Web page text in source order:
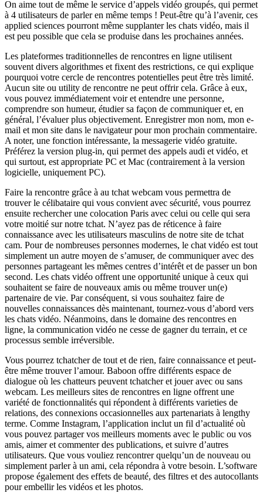
On aime tout de même le service d’appels vidéo groupés, qui permet
à 4 utilisateurs de parler en même temps ! Peut-être qu’à l’avenir, ces
applied sciences pourront même supplanter les chats vidéo, mais il
est peu possible que cela se produise dans les prochaines années.
Les plateformes traditionnelles de rencontres en ligne utilisent
souvent divers algorithmes et fixent des restrictions, ce qui explique
pourquoi votre cercle de rencontres potentielles peut être très limité.
Aucun site ou utility de rencontre ne peut offrir cela. Grâce à eux,
vous pouvez immédiatement voir et entendre une personne,
comprendre son humeur, étudier sa façon de communiquer et, en
général, l’évaluer plus objectivement. Enregistrer mon nom, mon e-
mail et mon site dans le navigateur pour mon prochain commentaire.
A noter, une fonction intéressante, la messagerie vidéo gratuite.
Préférez la version plug-in, qui permet des appels audi et vidéo, et
qui surtout, est appropriate PC et Mac (contrairement à la version
logicielle, uniquement PC).
Faire la rencontre grâce à au tchat webcam vous permettra de
trouver le célibataire qui vous convient avec sécurité, vous pourrez
ensuite rechercher une colocation Paris avec celui ou celle qui sera
votre moitié sur notre tchat. N’ayez pas de réticence à faire
connaissance avec les utilisateurs masculins de notre site de tchat
cam. Pour de nombreuses personnes modernes, le chat vidéo est tout
simplement un autre moyen de s’amuser, de communiquer avec des
personnes partageant les mêmes centres d’intérêt et de passer un bon
second. Les chats vidéo offrent une opportunité unique à ceux qui
souhaitent se faire de nouveaux amis ou même trouver un(e)
partenaire de vie. Par conséquent, si vous souhaitez faire de
nouvelles connaissances dès maintenant, tournez-vous d’abord vers
les chats vidéo. Néanmoins, dans le domaine des rencontres en
ligne, la communication vidéo ne cesse de gagner du terrain, et ce
processus semble irréversible.
Vous pourrez tchatcher de tout et de rien, faire connaissance et peut-
être même trouver l’amour. Baboon offre différents espace de
dialogue où les chatteurs peuvent tchatcher et jouer avec ou sans
webcam. Les meilleurs sites de rencontres en ligne offrent une
variété de fonctionnalités qui répondent à différents varieties de
relations, des connexions occasionnelles aux partenariats à lengthy
terme. Comme Instagram, l’application inclut un fil d’actualité où
vous pouvez partager vos meilleurs moments avec le public ou vos
amis, aimer et commenter des publications, et suivre d’autres
utilisateurs. Que vous vouliez rencontrer quelqu’un de nouveau ou
simplement parler à un ami, cela répondra à votre besoin. L’software
propose également des effets de beauté, des filtres et des autocollants
pour embellir les vidéos et les photos.